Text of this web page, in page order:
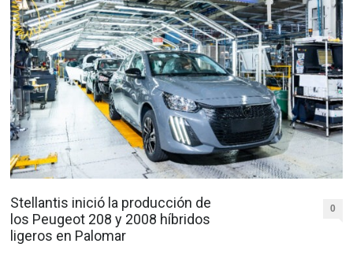
Stellantis inició la producción de
los Peugeot 208 y 2008 híbridos
ligeros en Palomar
0